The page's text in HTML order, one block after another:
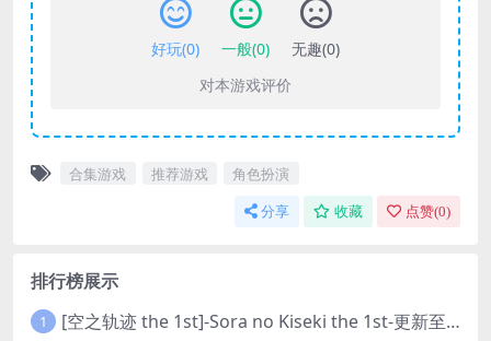
好玩(0) 一般(0) 无趣(0)
对本游戏评价
合集游戏 推荐游戏 角色扮演
分享 收藏 点赞(0)
排行榜展示
1 [空之轨迹 the 1st]-Sora no Kiseki the 1st-更新至v1.06.4-全DLC